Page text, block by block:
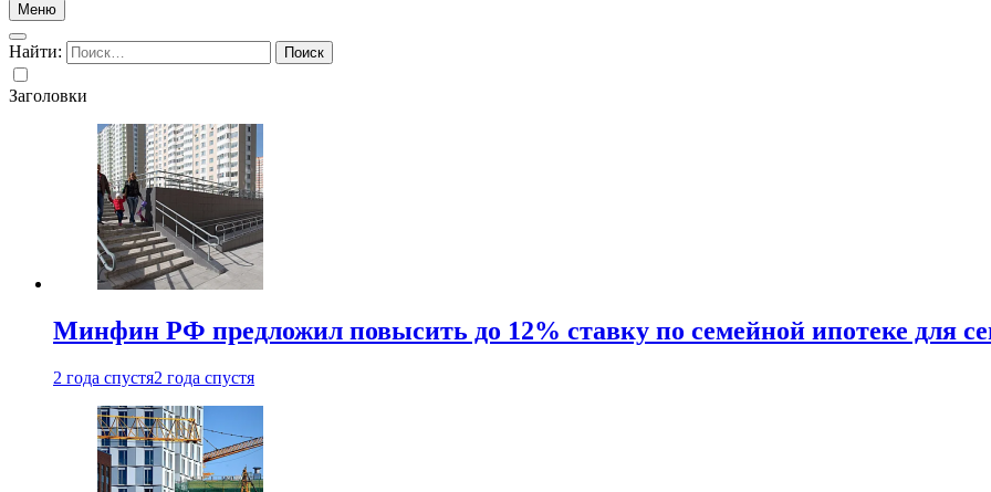
Меню
Найти:
Заголовки
Минфин РФ предложил повысить до 12% ставку по семейной ипотеке для
2 года спустя2 года спустя